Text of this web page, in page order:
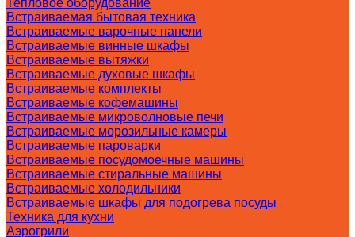
Тепловое оборудование
Встраиваемая бытовая техника
Встраиваемые варочные панели
Встраиваемые винные шкафы
Встраиваемые вытяжки
Встраиваемые духовые шкафы
Встраиваемые комплекты
Встраиваемые кофемашины
Встраиваемые микроволновые печи
Встраиваемые морозильные камеры
Встраиваемые пароварки
Встраиваемые посудомоечные машины
Встраиваемые стиральные машины
Встраиваемые холодильники
Встраиваемые шкафы для подогрева посуды
Техника для кухни
Аэрогрили